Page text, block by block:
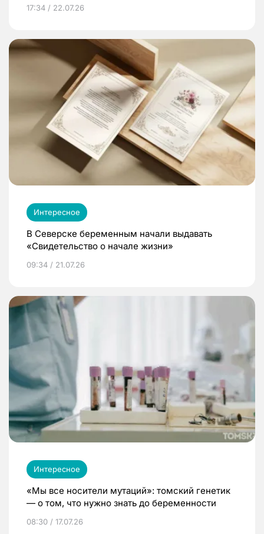
17:34 / 22.07.26
Интересное
В Северске беременным начали выдавать
«Свидетельство о начале жизни»
09:34 / 21.07.26
Интересное
«Мы все носители мутаций»: томский генетик
— о том, что нужно знать до беременности
08:30 / 17.07.26